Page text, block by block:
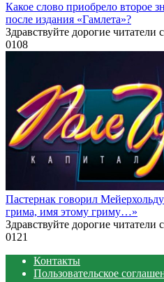
Какое слово приобрело второе
после издания «Гамлета»?
Здравствуйте дорогие читатели
0108
Пастернак говорил
грима, имя этому гриму…»
Здравствуйте дорогие читатели
0121
Контакты
Пользовательское